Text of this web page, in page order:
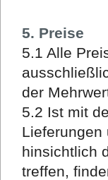
5. Preise
5.1 Alle
der
5.2 Ist mit
Lieferungen
hinsichtlich
treffen,